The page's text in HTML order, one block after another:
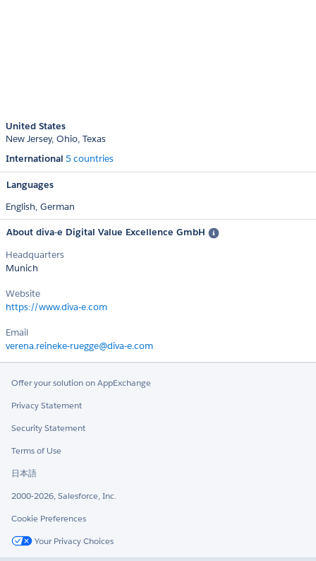
United States
New Jersey Ohio Texas
International 5 countries
Languages
English, German
About diva-e Digital Value Excellence GmbH
Headquarters
Munich
Website
https://www.diva-e.com
Email
verena.reineke-ruegge@diva-e.com
Offer your solution on AppExchange
Privacy Statement
Security Statement
Terms of Use
日本語
2000-2026, Salesforce, Inc.
Cookie Preferences
Your Privacy Choices